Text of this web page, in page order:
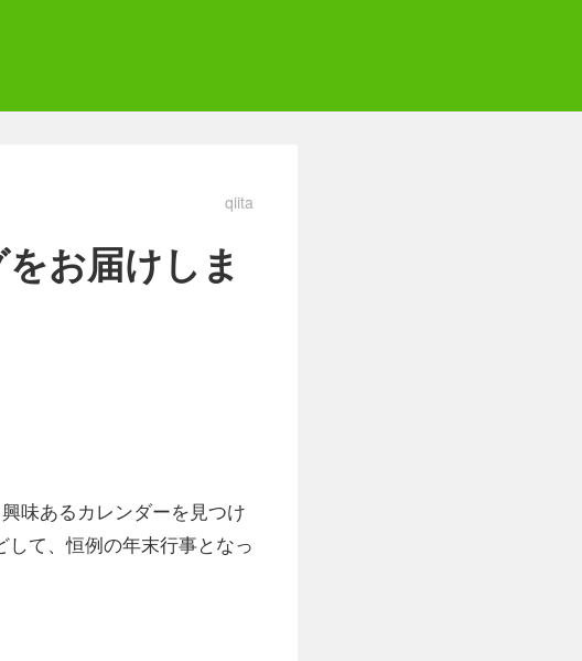
qiita
お届けしま
味あるカレンダーを見つけ
て、恒例の年末行事となっ